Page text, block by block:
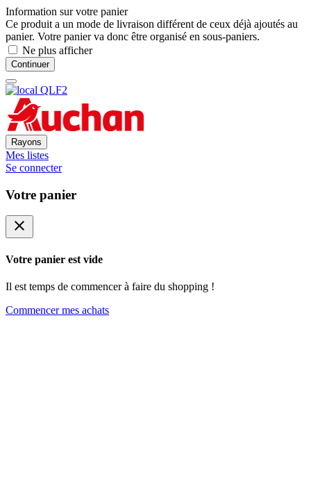
Information sur votre panier
Ce produit a un mode de livraison différent de ceux déjà ajoutés au
panier. Votre panier va donc être organisé en sous-paniers.
Ne plus afficher
Continuer
Rayons
Mes listes
Se connecter
Votre panier
close
Votre panier est vide
Il est temps de commencer à faire du shopping !
Commencer mes achats